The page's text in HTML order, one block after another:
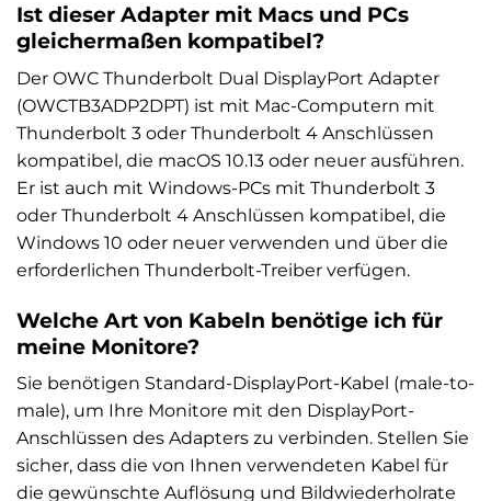
Ist dieser Adapter mit Macs und PCs
gleichermaßen kompatibel?
Der OWC Thunderbolt Dual DisplayPort Adapter
(OWCTB3ADP2DPT) ist mit Mac-Computern mit
Thunderbolt 3 oder Thunderbolt 4 Anschlüssen
kompatibel, die macOS 10.13 oder neuer ausführen.
Er ist auch mit Windows-PCs mit Thunderbolt 3
oder Thunderbolt 4 Anschlüssen kompatibel, die
Windows 10 oder neuer verwenden und über die
erforderlichen Thunderbolt-Treiber verfügen.
Welche Art von Kabeln benötige ich für
meine Monitore?
Sie benötigen Standard-DisplayPort-Kabel (male-to-
male), um Ihre Monitore mit den DisplayPort-
Anschlüssen des Adapters zu verbinden. Stellen Sie
sicher, dass die von Ihnen verwendeten Kabel für
die gewünschte Auflösung und Bildwiederholrate